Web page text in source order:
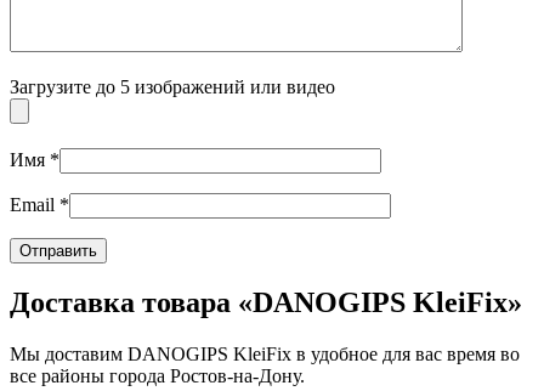
Загрузите до 5 изображений или видео
Имя *
Email *
Доставка товара «DANOGIPS KleiFix»
Мы доставим DANOGIPS KleiFix в удобное для вас время во
все районы города Ростов-на-Дону.